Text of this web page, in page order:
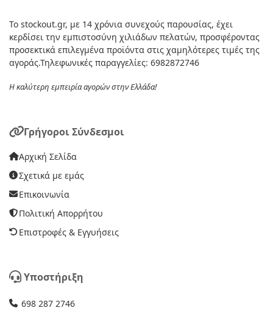
Το stockout.gr, με 14 χρόνια συνεχούς παρουσίας, έχει
κερδίσει την εμπιστοσύνη χιλιάδων πελατών, προσφέροντας
προσεκτικά επιλεγμένα προϊόντα στις χαμηλότερες τιμές της
αγοράς.Τηλεφωνικές παραγγελίες: 6982872746
Η καλύτερη εμπειρία αγορών στην Ελλάδα!
Γρήγοροι Σύνδεσμοι
Αρχική Σελίδα
Σχετικά με εμάς
Επικοινωνία
Πολιτική Απορρήτου
Επιστροφές & Εγγυήσεις
Υποστήριξη
698 287 2746